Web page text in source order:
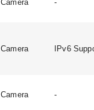
Camera -
Camera IPv6
Camera -